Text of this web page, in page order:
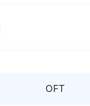
OFT